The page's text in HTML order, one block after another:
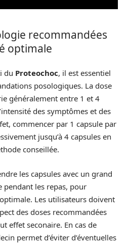
recommandées
optimale
du Proteochoc, il est essentiel
posologiques. La dose
généralement entre 1 et 4
des symptômes et des
commencer par 1 capsule par
jusqu’à 4 capsules en
conseillée.
les capsules avec un grand
pendant les repas, pour
Les utilisateurs doivent
des doses recommandées
effet seconaire. En cas de
permet d’éviter d’éventuelles